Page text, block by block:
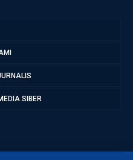
SIBER